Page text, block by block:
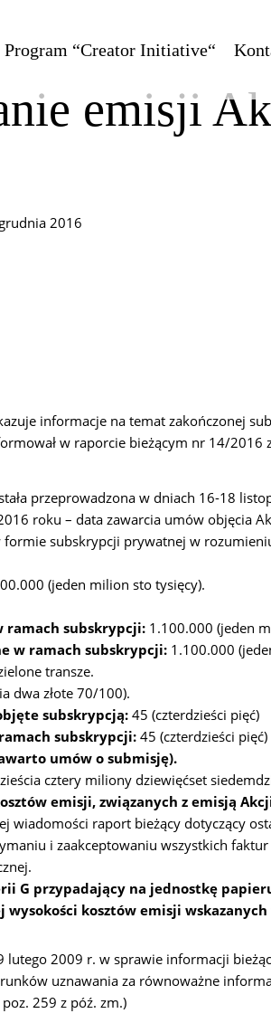
Program “Creator Initiative“
emisji
2016
informacje na temat zakończonej
w raporcie bieżącym nr 14/
przeprowadzona w dniach 16-18
roku – data zawarcia umów objęcia
formie subskrypcji prywatnej w
(jeden milion sto tysięcy).
ramach subskrypcji: 1.100.000 (jeden
w ramach subskrypcji: 1.100.000
transze.
dwa złote 70/100).
subskrypcją: 45 (czterdzieści pięć)
subskrypcji: 45 (czterdzieści pięć)
umów o submisję).
cztery miliony dziewięćset
emisji, związanych z emisją
wiadomości raport bieżący dotyczący
i zaakceptowaniu wszystkich
G przypadający na jednostkę
wysokości kosztów emisji
lutego 2009 r. w sprawie informacji
uznawania za równoważne
259 z póź. zm.)